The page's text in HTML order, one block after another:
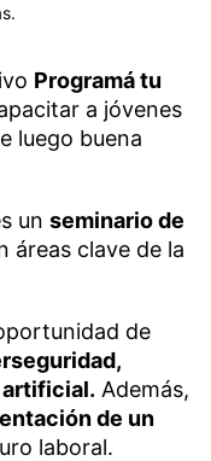
Programá tu
a jóvenes
luego buena
un seminario de
áreas clave de la
de
artificial. Además,
de un
laboral.